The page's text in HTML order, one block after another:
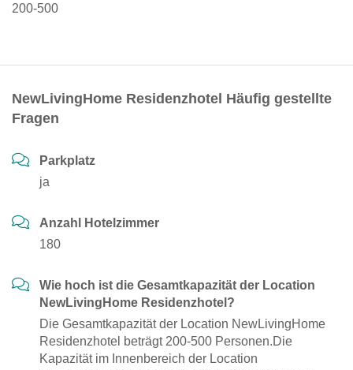
200-500
NewLivingHome Residenzhotel Häufig gestellte
Fragen
Parkplatz
ja
Anzahl Hotelzimmer
180
Wie hoch ist die Gesamtkapazität der Location
NewLivingHome Residenzhotel?
Die Gesamtkapazität der Location NewLivingHome
Residenzhotel beträgt 200-500 Personen.Die
Kapazität im Innenbereich der Location